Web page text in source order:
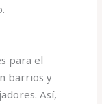
para el
barrios y
Así,